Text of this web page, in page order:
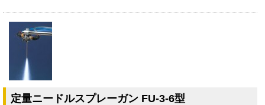
定量ニードルスプレーガン FU-3-6型